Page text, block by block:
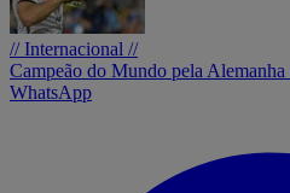
// Internacional //
Campeão do Mundo pela Alemanha
WhatsApp